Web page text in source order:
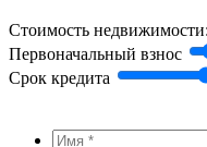
Стоимость недвижимости:
Первоначальный взнос
Срок кредита